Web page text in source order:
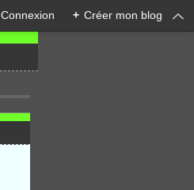
Connexion + Créer mon blog